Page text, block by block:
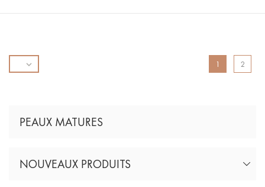
PEAUX MATURES
NOUVEAUX PRODUITS
 1 2